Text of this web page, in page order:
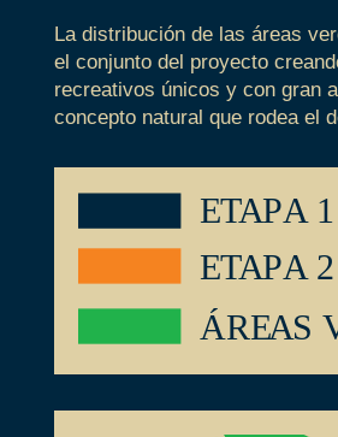
La distribución de las áreas
el conjunto del proyecto
recreativos únicos y con gran
concepto natural que rodea el